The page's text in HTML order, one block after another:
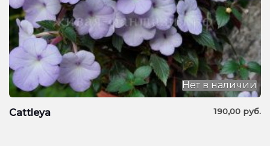
Cattleya 190,00 руб.
Нет в наличии